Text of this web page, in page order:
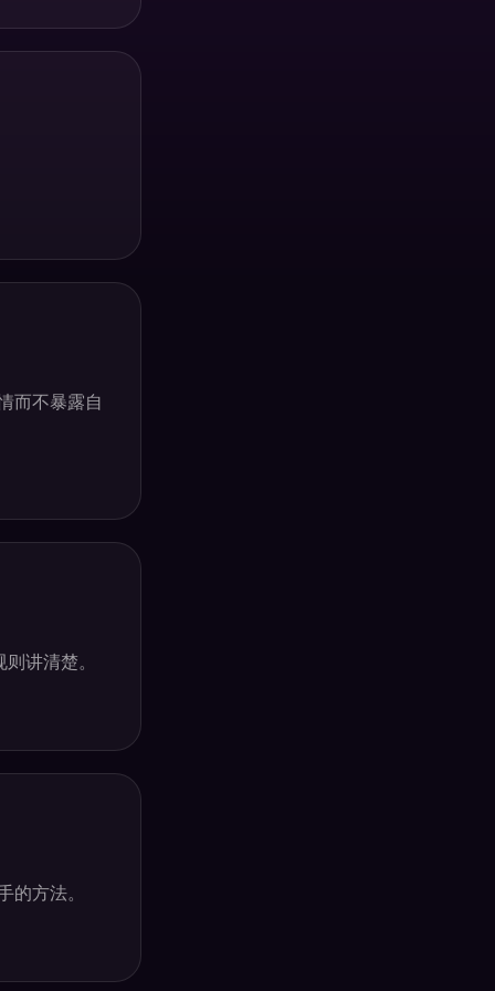
而不暴露自
讲清楚。
方法。